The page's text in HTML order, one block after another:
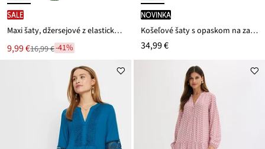
SALE
Maxi šaty, džersejové z elastického mixu viskózy
Nová
cena
9,99 €
Zľava16,99 €-41%
novinka
Košeľové šaty s opaskom na zaviazanie
34,99 €